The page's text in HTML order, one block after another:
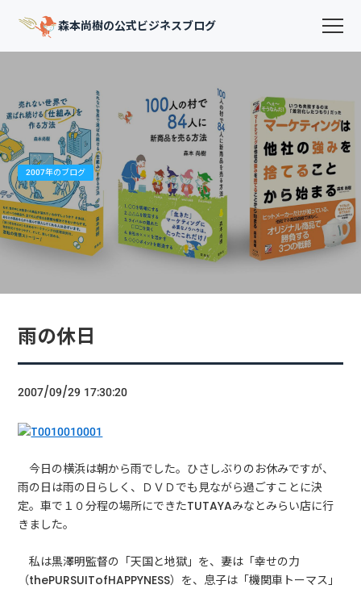
森本尚樹の公式ビジネスブログ
2007年のブログ
雨の休日
2007/09/29 17:30:20
今日の横浜は朝から雨でした。ひさしぶりのお休みですが、
雨の日は雨の日らしく、ＤＶＤでも見ながら過ごすことに決
定。車で１０分程の場所にできたTUTAYAみなとみらい店に行
きました。
私は黒澤明監督の「天国と地獄」を、妻は「幸せの力
（thePURSUITofHAPPYNESS）を、息子は「機関車トーマス」